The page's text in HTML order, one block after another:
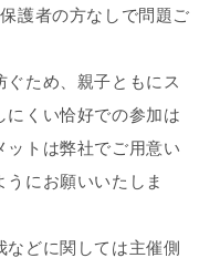
護者の方なしで問題ご
ぐため、親子ともにス
にくい恰好での参加は
ットは弊社でご用意い
にお願いいたしま
などに関しては主催側